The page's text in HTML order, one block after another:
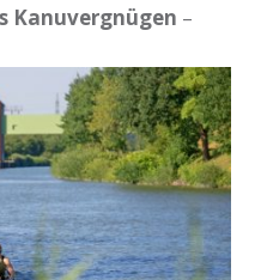
Kanuvergnügen –